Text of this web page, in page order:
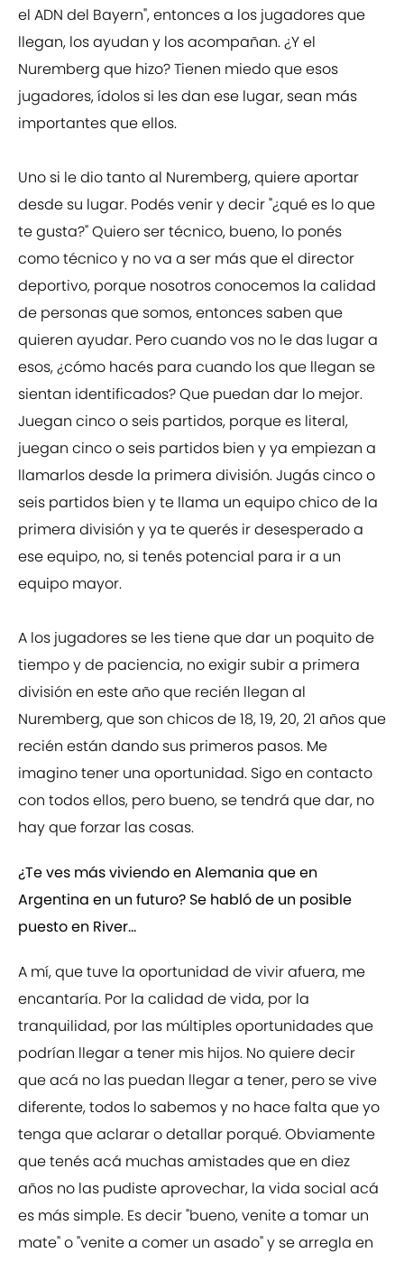
el ADN del Bayern", entonces a los jugadores que
llegan, los ayudan y los acompañan. ¿Y el
Nuremberg que hizo? Tienen miedo que esos
jugadores, ídolos si les dan ese lugar, sean más
importantes que ellos.
Uno si le dio tanto al Nuremberg, quiere aportar
desde su lugar. Podés venir y decir "¿qué es lo que
te gusta?" Quiero ser técnico, bueno, lo ponés
como técnico y no va a ser más que el director
deportivo, porque nosotros conocemos la calidad
de personas que somos, entonces saben que
quieren ayudar. Pero cuando vos no le das lugar a
esos, ¿cómo hacés para cuando los que llegan se
sientan identificados? Que puedan dar lo mejor.
Juegan cinco o seis partidos, porque es literal,
juegan cinco o seis partidos bien y ya empiezan a
llamarlos desde la primera división. Jugás cinco o
seis partidos bien y te llama un equipo chico de la
primera división y ya te querés ir desesperado a
ese equipo, no, si tenés potencial para ir a un
equipo mayor.
A los jugadores se les tiene que dar un poquito de
tiempo y de paciencia, no exigir subir a primera
división en este año que recién llegan al
Nuremberg, que son chicos de 18, 19, 20, 21 años que
recién están dando sus primeros pasos. Me
imagino tener una oportunidad. Sigo en contacto
con todos ellos, pero bueno, se tendrá que dar, no
hay que forzar las cosas.
¿Te ves más viviendo en Alemania que en
Argentina en un futuro? Se habló de un posible
puesto en River...
A mí, que tuve la oportunidad de vivir afuera, me
encantaría. Por la calidad de vida, por la
tranquilidad, por las múltiples oportunidades que
podrían llegar a tener mis hijos. No quiere decir
que acá no las puedan llegar a tener, pero se vive
diferente, todos lo sabemos y no hace falta que yo
tenga que aclarar o detallar porqué. Obviamente
que tenés acá muchas amistades que en diez
años no las pudiste aprovechar, la vida social acá
es más simple. Es decir "bueno, venite a tomar un
mate" o "venite a comer un asado" y se arregla en